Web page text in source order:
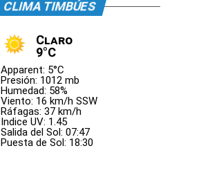
CLIMA TIMBÚES
Claro
9°C
Apparent: 5°C
Presión: 1012 mb
Humedad: 58%
Viento: 16 km/h SSW
Ráfagas: 37 km/h
Indice UV: 1.45
Salida del Sol: 07:47
Puesta de Sol: 18:30